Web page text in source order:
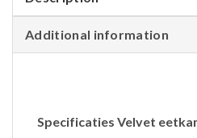
Additional information
Specificaties Velvet